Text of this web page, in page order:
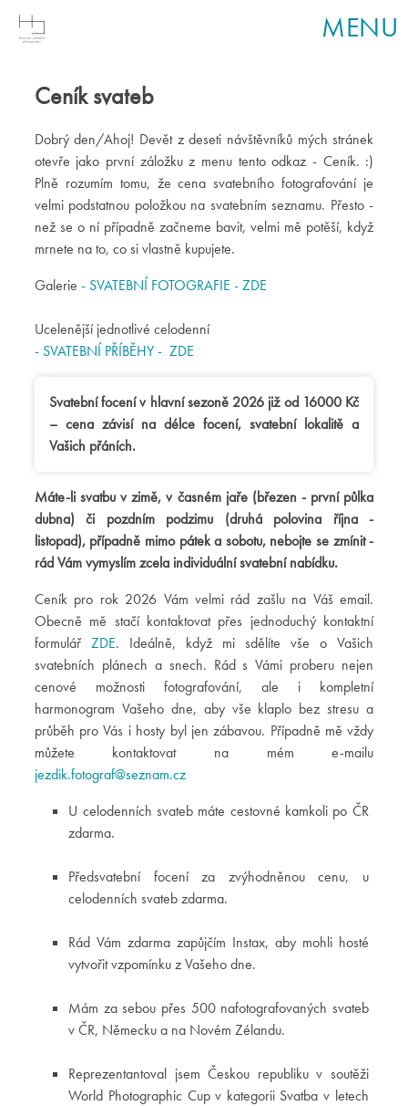
MENU
Ceník svateb
Dobrý den/Ahoj! Devět z deseti návštěvníků mých stránek
otevře jako první záložku z menu tento odkaz - Ceník. :)
Plně rozumím tomu, že cena svatebního fotografování je
velmi podstatnou položkou na svatebním seznamu. Přesto -
než se o ní případně začneme bavit, velmi mě potěší, když
mrnete na to, co si vlastně kupujete.
Galerie - SVATEBNÍ FOTOGRAFIE - ZDE
Ucelenější jednotlivé celodenní
- SVATEBNÍ PŘÍBĚHY - ZDE
Svatební focení v hlavní sezoně 2026 již od 16000 Kč
– cena závisí na délce focení, svatební lokalitě a
Vašich přáních.
Máte-li svatbu v zimě, v časném jaře (březen - první půlka
dubna) či pozdním podzimu (druhá polovina října -
listopad), případně mimo pátek a sobotu, nebojte se zmínit -
rád Vám vymyslím zcela individuální svatební nabídku.
Ceník pro rok 2026 Vám velmi rád zašlu na Váš email.
Obecně mě stačí kontaktovat přes jednoduchý kontaktní
formulářZDE. Ideálně, když mi sdělíte vše o Vašich
svatebních plánech a snech. Rád s Vámi proberu nejen
cenové možnosti fotografování, ale i kompletní
harmonogram Vašeho dne, aby vše klaplo bez stresu a
průběh pro Vás i hosty byl jen zábavou. Případně mě vždy
můžete kontaktovat na mém e-mailu
jezdik.fotograf@seznam.cz
U celodenních svateb máte cestovné kamkoli po ČR
zdarma.
Předsvatební focení za zvýhodněnou cenu, u
celodenních svateb zdarma.
Rád Vám zdarma zapůjčím Instax, aby mohli hosté
vytvořit vzpomínku z Vašeho dne.
Mám za sebou přes 500 nafotografovaných svateb
v ČR, Německu a na Novém Zélandu.
Reprezentantoval jsem Českou republiku v soutěži
World Photographic Cup v kategorii Svatba v letech